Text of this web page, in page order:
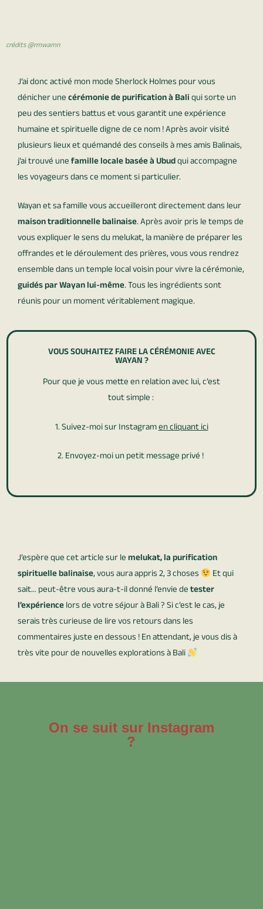
crédits @rmwamn
J’ai donc activé mon mode Sherlock Holmes pour vous
dénicher unecérémonie de purification à Baliqui sorte un
peu des sentiers battus et vous garantit une expérience
humaine et spirituelle digne de ce nom ! Après avoir visité
plusieurs lieux et quémandé des conseils à mes amis Balinais,
j’ai trouvé unefamille locale basée à Ubudqui accompagne
les voyageurs dans ce moment si particulier.
Wayan et sa famille vous accueilleront directement dans leur
maison traditionnelle balinaise. Après avoir pris le temps de
vous expliquer le sens du melukat, la manière de préparer les
offrandes et le déroulement des prières, vous vous rendrez
ensemble dans un temple local voisin pour vivre la cérémonie,
guidés par Wayan lui-même. Tous les ingrédients sont
réunis pour un moment véritablement magique.
VOUS SOUHAITEZ FAIRE LA CÉRÉMONIE AVEC
WAYAN ?
Pour que je vous mette en relation avec lui, c’est
tout simple :
1. Suivez-moi sur Instagramen cliquant ici
2. Envoyez-moi un petit message privé !
J’espère que cet article sur lemelukat, la purification
spirituelle balinaise, vous aura appris 2, 3 choses
Et qui
sait… peut-être vous aura-t-il donné l’envie detester
l’expériencelors de votre séjour à Bali ? Si c’est le cas, je
serais très curieuse de lire vos retours dans les
commentaires juste en dessous ! En attendant, je vous dis à
très vite pour de nouvelles explorations à Bali
On se suit sur Instagram
?